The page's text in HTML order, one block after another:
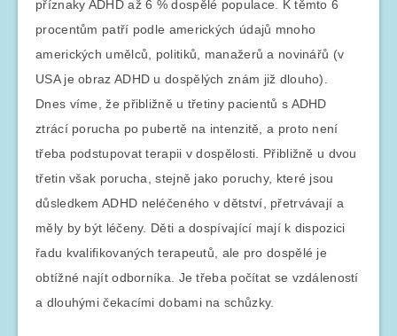
příznaky ADHD až 6 % dospělé populace. K těmto 6
procentům patří podle amerických údajů mnoho
amerických umělců, politiků, manažerů a novinářů (v
USA je obraz ADHD u dospělých znám již dlouho).
Dnes víme, že přibližně u třetiny pacientů s ADHD
ztrácí porucha po pubertě na intenzitě, a proto není
třeba podstupovat terapii v dospělosti. Přibližně u dvou
třetin však porucha, stejně jako poruchy, které jsou
důsledkem ADHD neléčeného v dětství, přetrvávají a
měly by být léčeny. Děti a dospívající mají k dispozici
řadu kvalifikovaných terapeutů, ale pro dospělé je
obtížné najít odborníka. Je třeba počítat se vzdáleností
a dlouhými čekacími dobami na schůzky.